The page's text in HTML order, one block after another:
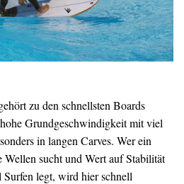
zu den schnellsten Boards
Grundgeschwindigkeit mit viel
in langen Carves. Wer ein
sucht und Wert auf Stabilität
legt, wird hier schnell